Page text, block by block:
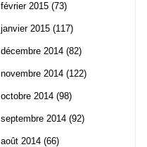
février 2015 (73)
janvier 2015 (117)
décembre 2014 (82)
novembre 2014 (122)
octobre 2014 (98)
septembre 2014 (92)
août 2014 (66)